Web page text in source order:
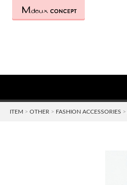
ITEM > OTHER > FASHION ACCESSORIES >